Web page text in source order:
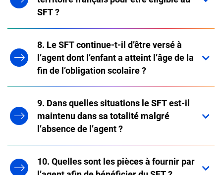
SFT ?
8. Le SFT continue-t-il d’être versé à
l’agent dont l’enfant a atteint l’âge de la
fin de l’obligation scolaire ?
9. Dans quelles situations le SFT est-il
maintenu dans sa totalité malgré
l’absence de l’agent ?
10. Quelles sont les pièces à fournir par